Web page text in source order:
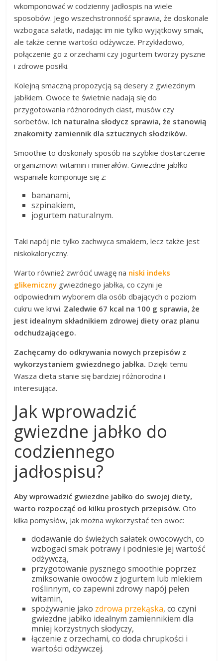
wkomponować w codzienny jadłospis na wiele
sposobów. Jego wszechstronność sprawia, że doskonale
wzbogaca sałatki, nadając im nie tylko wyjątkowy smak,
ale także cenne wartości odżywcze. Przykładowo,
połączenie go z orzechami czy jogurtem tworzy pyszne
i zdrowe posiłki.
Kolejną smaczną propozycją są desery z gwiezdnym
jabłkiem. Owoce te świetnie nadają się do
przygotowania różnorodnych ciast, musów czy
sorbetów. Ich naturalna słodycz sprawia, że stanowią
znakomity zamiennik dla sztucznych słodzików.
Smoothie to doskonały sposób na szybkie dostarczenie
organizmowi witamin i minerałów. Gwiezdne jabłko
wspaniale komponuje się z:
bananami,
szpinakiem,
jogurtem naturalnym.
Taki napój nie tylko zachwyca smakiem, lecz także jest
niskokaloryczny.
Warto również zwrócić uwagę na niski indeks
glikemiczny gwiezdnego jabłka, co czyni je
odpowiednim wyborem dla osób dbających o poziom
cukru we krwi. Zaledwie 67 kcal na 100 g sprawia, że
jest idealnym składnikiem zdrowej diety oraz planu
odchudzającego.
Zachęcamy do odkrywania nowych przepisów z
wykorzystaniem gwiezdnego jabłka. Dzięki temu
Wasza dieta stanie się bardziej różnorodna i
interesująca.
Jak wprowadzić
gwiezdne jabłko do
codziennego
jadłospisu?
Aby wprowadzić gwiezdne jabłko do swojej diety,
warto rozpocząć od kilku prostych przepisów. Oto
kilka pomysłów, jak można wykorzystać ten owoc:
dodawanie do świeżych sałatek owocowych, co
wzbogaci smak potrawy i podniesie jej wartość
odżywczą,
przygotowanie pysznego smoothie poprzez
zmiksowanie owoców z jogurtem lub mlekiem
roślinnym, co zapewni zdrowy napój pełen
witamin,
spożywanie jako zdrowa przekąska, co czyni
gwiezdne jabłko idealnym zamiennikiem dla
mniej korzystnych słodyczy,
łączenie z orzechami, co doda chrupkości i
wartości odżywczej.